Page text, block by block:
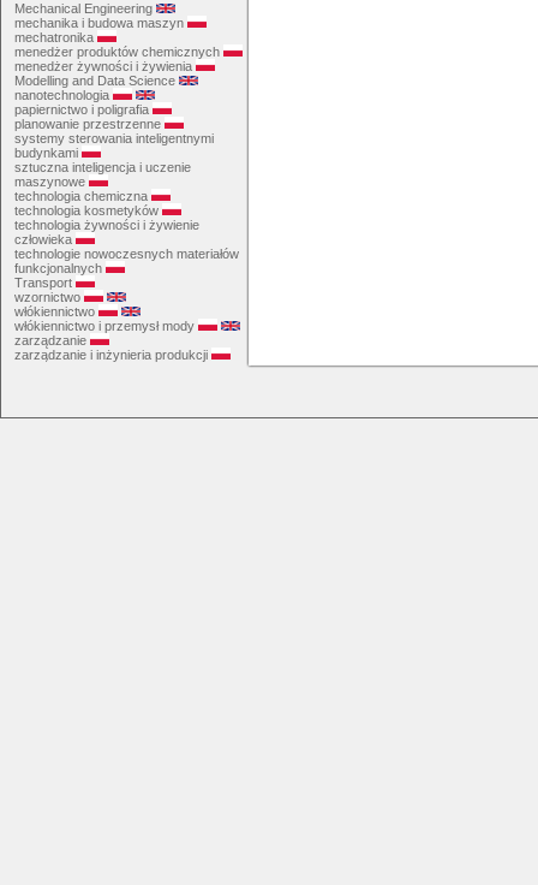
Mechanical Engineering
mechanika i budowa maszyn
mechatronika
menedżer produktów chemicznych
menedżer żywności i żywienia
Modelling and Data Science
nanotechnologia
papiernictwo i poligrafia
planowanie przestrzenne
systemy sterowania inteligentnymi
budynkami
sztuczna inteligencja i uczenie
maszynowe
technologia chemiczna
technologia kosmetyków
technologia żywności i żywienie
człowieka
technologie nowoczesnych materiałów
funkcjonalnych
Transport
wzornictwo
włókiennictwo
włókiennictwo i przemysł mody
zarządzanie
zarządzanie i inżynieria produkcji